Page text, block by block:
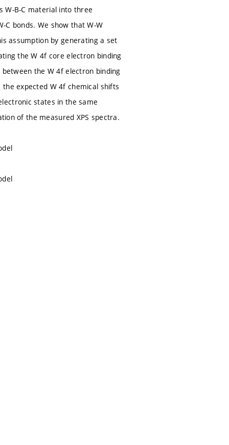
W-B-C material into three
C bonds. We show that W-W
assumption by generating a set
the W 4f core electron binding
the W 4f electron binding
expected W 4f chemical shifts
states in the same
of the measured XPS spectra.